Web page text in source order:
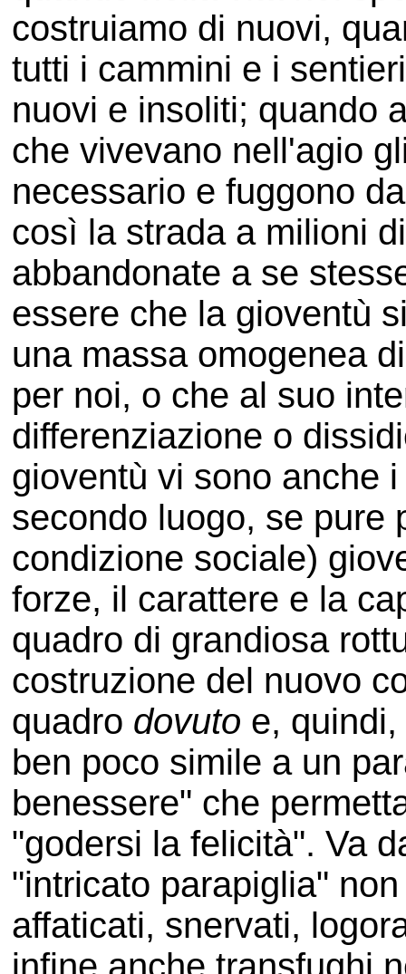
costruiamo di nuovi,
tutti i cammini e i
nuovi e insoliti; quando
che vivevano nell'agio
necessario e fuggono
così la strada a milioni
abbandonate a se
essere che la gioventù
una massa omogenea
per noi, o che al suo
differenziazione o
gioventù vi sono anche
secondo luogo, se pure
condizione sociale)
forze, il carattere e la
quadro di grandiosa
costruzione del nuovo
quadro dovuto e, quindi,
ben poco simile a un
benessere" che
"godersi la felicità". Va
"intricato parapiglia"
affaticati, snervati,
infine anche transfughi